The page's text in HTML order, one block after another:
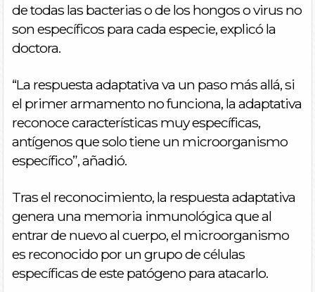
de todas las bacterias o de los hongos o virus no
son específicos para cada especie, explicó la
doctora.
“La respuesta adaptativa va un paso más allá, si
el primer armamento no funciona, la adaptativa
reconoce características muy específicas,
antígenos que solo tiene un microorganismo
específico”, añadió.
Tras el reconocimiento, la respuesta adaptativa
genera una memoria inmunológica que al
entrar de nuevo al cuerpo, el microorganismo
es reconocido por un grupo de células
específicas de este patógeno para atacarlo.